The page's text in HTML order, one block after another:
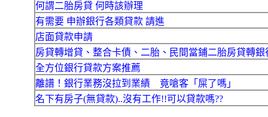
何謂二胎房貸 何時該辦理
有需要 申辦銀行各類貸款 請進
店面貸款申請
房貸轉增貸、整合卡債、二胎、民間當鋪二胎房貸轉銀
全方位銀行貸款方案推薦
離譜！銀行業務沒拉到業績 竟嗆客「屎了嗎」
名下有房子(無貸款)..沒有工作!!可以貸款嗎??